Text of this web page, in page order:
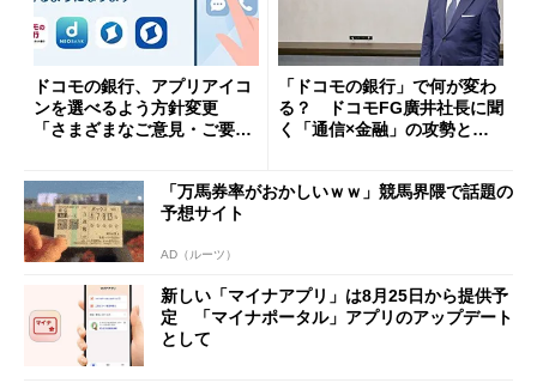
ドコモの銀行、アプリアイコ
ンを選べるよう方針変更
「さまざまなご意見・ご要望
「ドコモの銀行」で何が変わ
る？ ドコモFG廣井社長に聞
く「通信×金融」の攻勢とグ
「万馬券率がおかしいｗｗ」競馬界隈で話題の
予想サイト
AD（ルーツ）
新しい「マイナアプリ」は8月25日から提供予
定 「マイナポータル」アプリのアップデート
として